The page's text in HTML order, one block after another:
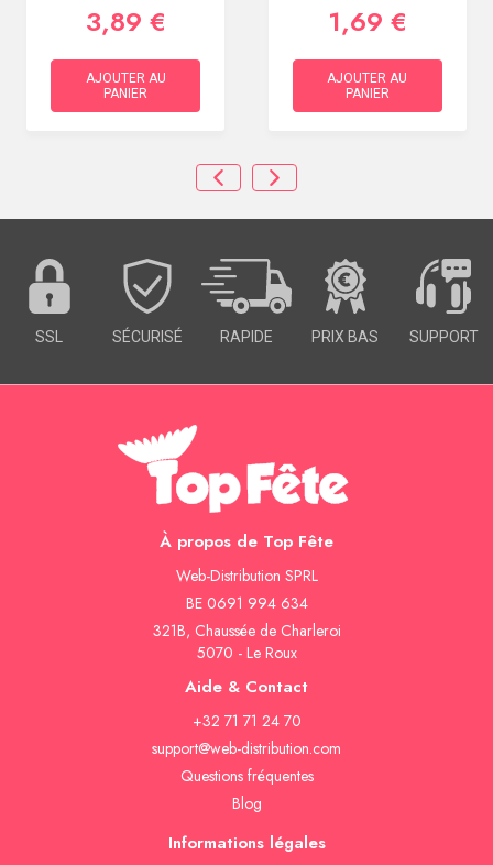
3,89 €
AJOUTER AU
PANIER
1,69 €
AJOUTER AU
PANIER
SSL SÉCURISÉ RAPIDE PRIX BAS SUPPORT
À propos de Top Fête
Web-Distribution SPRL
BE 0691 994 634
321B, Chaussée de Charleroi
5070 - Le Roux
Aide & Contact
+32 71 71 24 70
support@web-distribution.com
Questions fréquentes
Blog
Informations légales